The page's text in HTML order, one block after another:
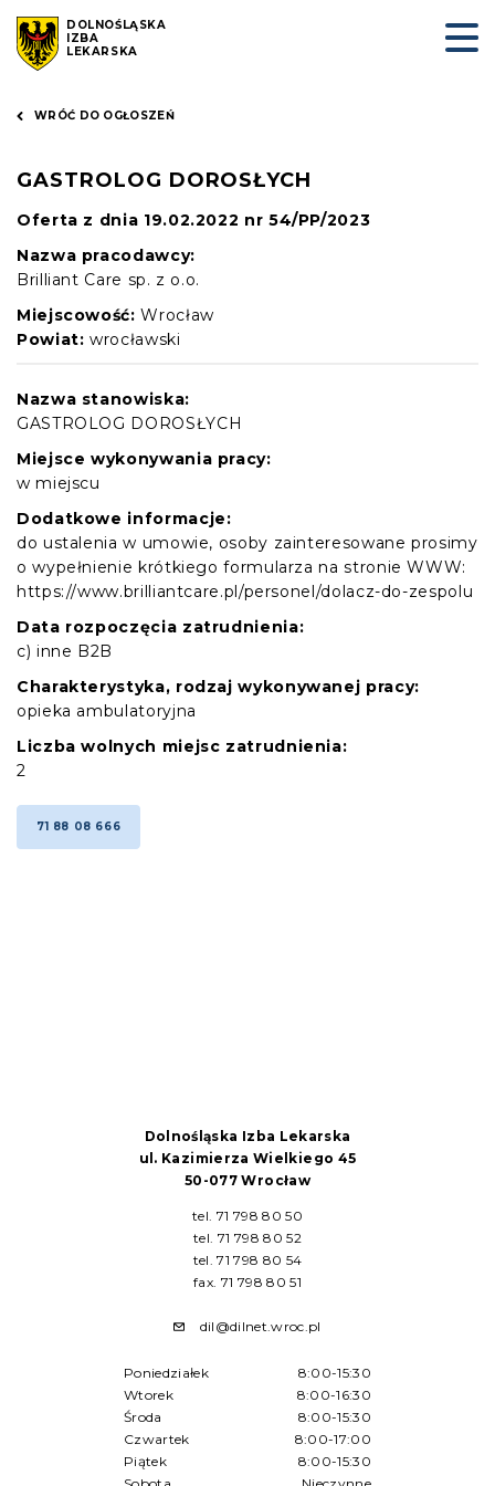
DOLNOŚLĄSKA
IZBA
LEKARSKA
WRÓĆ DO OGŁOSZEŃ
GASTROLOG DOROSŁYCH
Oferta z dnia 19.02.2022 nr 54/PP/2023
Nazwa pracodawcy:
Brilliant Care sp. z o.o.
Miejscowość: Wrocław
Powiat: wrocławski
Nazwa stanowiska:
GASTROLOG DOROSŁYCH
Miejsce wykonywania pracy:
w miejscu
Dodatkowe informacje:
do ustalenia w umowie, osoby zainteresowane prosimy
o wypełnienie krótkiego formularza na stronie WWW:
https://www.brilliantcare.pl/personel/dolacz-do-zespolu
Data rozpoczęcia zatrudnienia:
c) inne B2B
Charakterystyka, rodzaj wykonywanej pracy:
opieka ambulatoryjna
Liczba wolnych miejsc zatrudnienia:
2
71 88 08 666
Dolnośląska Izba Lekarska
ul. Kazimierza Wielkiego 45
50-077 Wrocław
tel. 71 798 80 50
tel. 71 798 80 52
tel. 71 798 80 54
fax. 71 798 80 51
dil@dilnet.wroc.pl
Poniedziałek
8:00-15:30
Wtorek
8:00-16:30
Środa
8:00-15:30
Czwartek
8:00-17:00
Piątek
8:00-15:30